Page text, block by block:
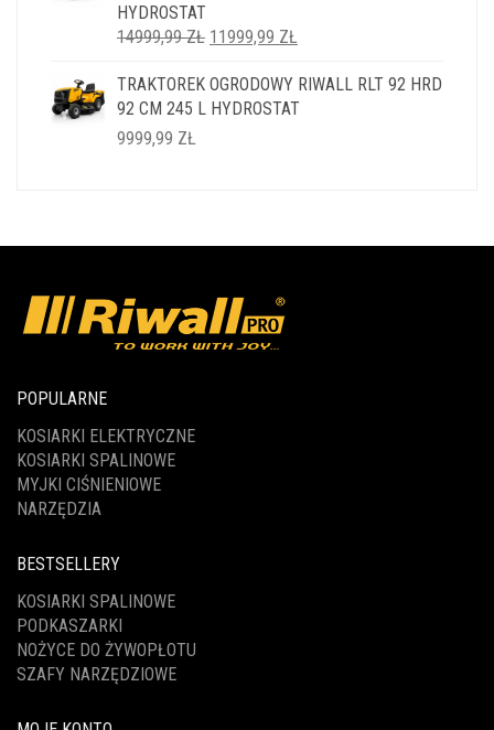
HYDROSTAT
14999,99ZŁ PIERWOTNA
WYNOSIŁA:
14999,99 ZŁ.
11999,99 ZŁ
WYNOSI:
11999,99 ZŁ.
TRAKTOREK OGRODOWY RIWALL RLT 92 HRD
92 CM 245 L HYDROSTAT
9999,99 ZŁ
POPULARNE
KOSIARKI ELEKTRYCZNE
KOSIARKI SPALINOWE
MYJKI CIŚNIENIOWE
NARZĘDZIA
BESTSELLERY
KOSIARKI SPALINOWE
PODKASZARKI
NOŻYCE DO ŻYWOPŁOTU
SZAFY NARZĘDZIOWE